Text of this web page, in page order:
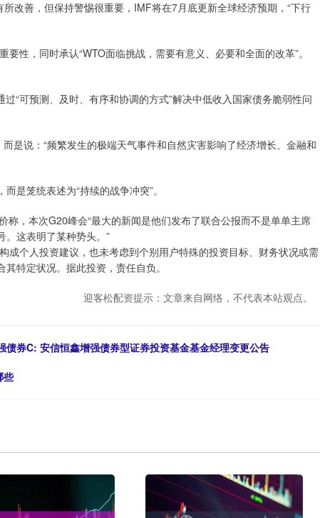
改善，但保持警惕很重要，IMF将在7月底更新全球经济预期，“下行
性，同时承认“WTO面临挑战，需要有意义、必要和全面的改革”。
“可预测、及时、有序和协调的方式”解决中低收入国家债务脆弱性问
是说：“频繁发生的极端天气事件和自然灾害影响了经济增长、金融和
是笼统表述为“持续的战争冲突”。
，本次G20峰会“最大的新闻是他们发布了联合公报而不是单单主席
。这表明了某种势头。”
成个人投资建议，也未考虑到个别用户特殊的投资目标、财务状况或需
特定状况。据此投资，责任自负。
迎客松配资提示：文章来自网络，不代表本站观点。
券C: 安信恒鑫增强债券型证券投资基金基金经理变更公告
些